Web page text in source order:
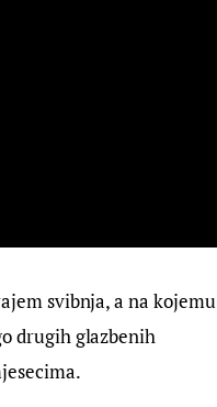
svibnja, a na kojemu
drugih glazbenih